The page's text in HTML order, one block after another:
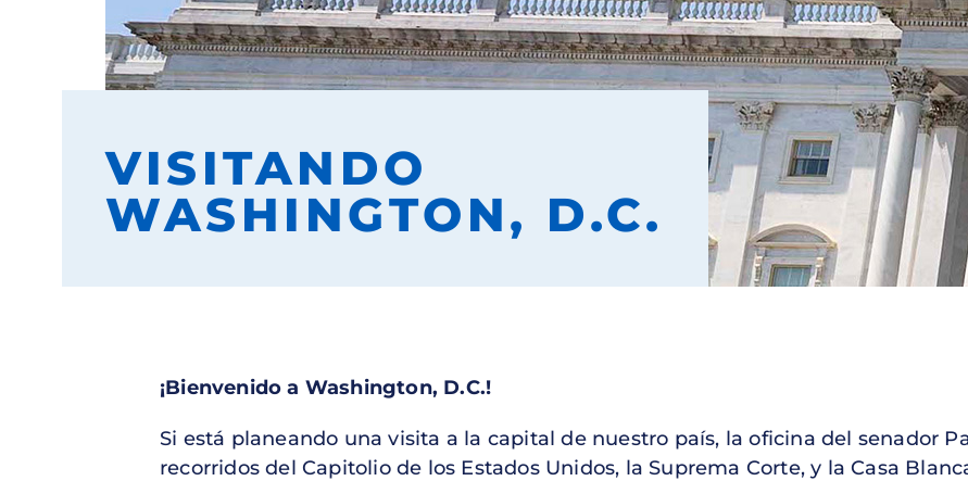
VISITANDO
WASHINGTON, D.C.
¡Bienvenido a Washington, D.C.!
Si está planeando una visita a la capital de nuestro país, la oficina del senador
recorridos del Capitolio de los Estados Unidos, la Suprema Corte, y la Casa